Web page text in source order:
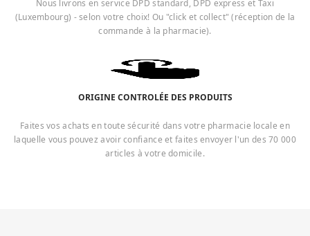
Nous livrons en service DPD standard, DPD express et Taxi
(Luxembourg) - selon votre choix! Ou "click et collect" (réception de la
commande à la pharmacie).
ORIGINE CONTROLÉE DES PRODUITS
Faites vos achats en toute sécurité dans votre pharmacie locale en
laquelle vous pouvez avoir confiance et faites envoyer l'un des 70 000
articles à votre domicile.